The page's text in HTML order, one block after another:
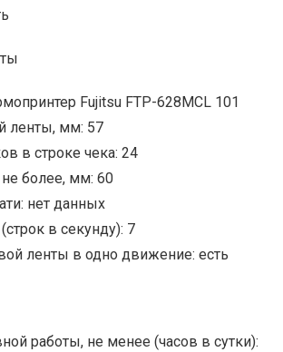
Fujitsu FTP-628MCL 101
ленты, мм: 57
в строке чека: 24
более, мм: 60
нет данных
в секунду): 7
ленты в одно движение: есть
работы, не менее (часов в сутки):